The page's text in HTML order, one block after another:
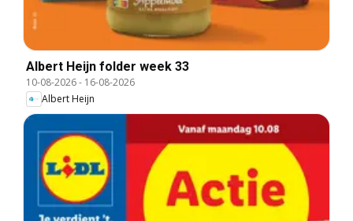
Albert Heijn folder week 33
10-08-2026- 16-08-2026
Albert Heijn